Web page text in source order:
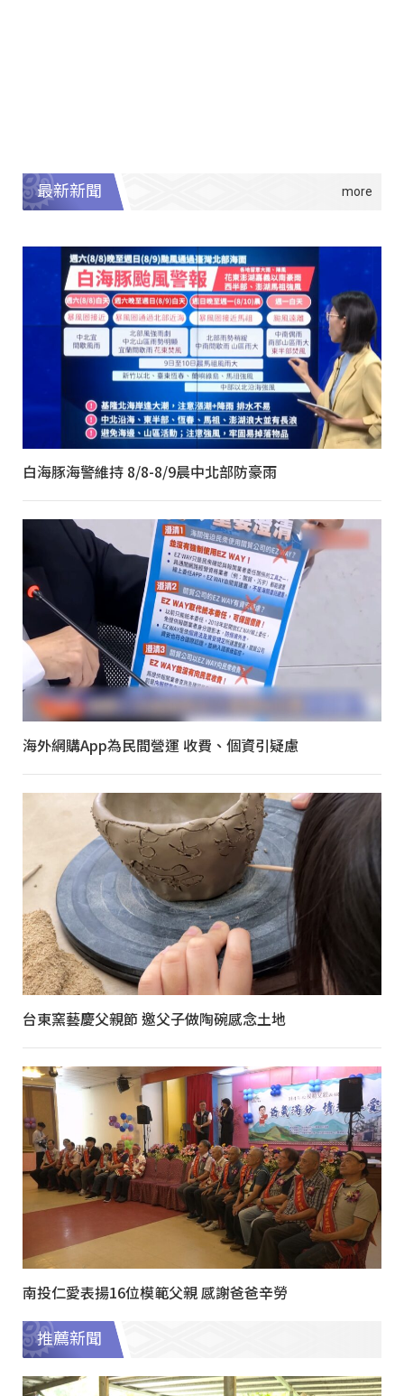
最新新聞
白海豚海警維持 8/8-8/9晨中北部防豪雨
海外網購App為民間營運 收費、個資引疑慮
台東窯藝慶父親節 邀父子做陶碗感念土地
南投仁愛表揚16位模範父親 感謝爸爸辛勞
推薦新聞